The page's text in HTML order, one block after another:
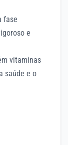
fase
e
vitaminas
saúde e o